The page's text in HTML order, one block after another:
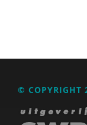
© COPYRIGHT